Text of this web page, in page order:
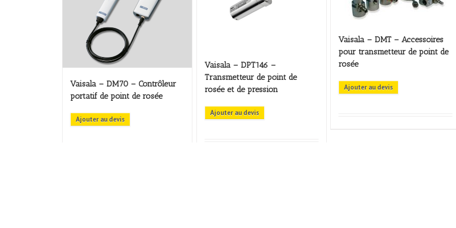
Vaisala – DM70 – Contrôleur
portatif de point de rosée
Ajouter au devis
Vaisala – DPT146 –
Transmetteur de point de
rosée et de pression
Ajouter au devis
Vaisala – DMT – Accessoires
pour transmetteur de point de
rosée
Ajouter au devis